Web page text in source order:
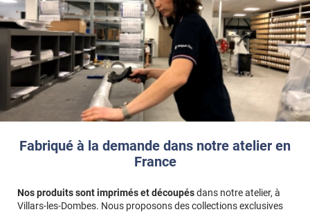
Fabriqué à la demande dans notre atelier en
France
Nos produits sont imprimés et découpésdans notre atelier, à
Villars-les-Dombes. Nous proposons des collections exclusives
*****
Il y a 2258 jours
J'ai choisi ce produit car il été de bonne qualité, les
différends avis clients été bon.
*****
Il y a 2388 jours
Excellente qualité. Film épais posé facilement et sans
bulle, de ce fait. Semble peu fragile et très facile à
nettoyer. Découpe facile.
Pose simple même pour bricoleur du dimanche
Il y a 2543 jours
pour un faible investissement.